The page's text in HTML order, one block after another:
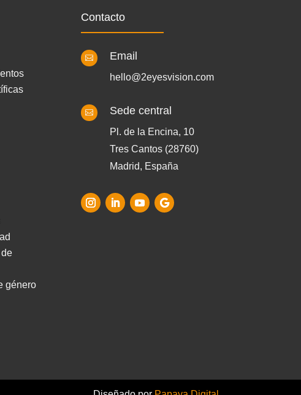
género
Contacto
 Email
hello@2eyesvision.com
 Sede central
Pl. de la Encina, 10
Tres Cantos (28760)
Madrid, España